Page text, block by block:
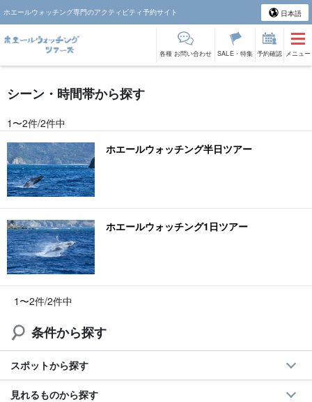
ホエールウォッチング専門のアクティビティ予約サイト 日本語
各種 お問い合わせ SALE・特集 予約確認 メニュー
シーン・時間帯から探す
1〜2件/2件中
ホエールウォッチング半日ツアー
ホエールウォッチング1日ツアー
1〜2件/2件中
条件から探す
スポットから探す
見れるものから探す